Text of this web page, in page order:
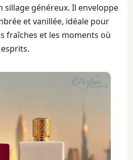
sillage généreux. Il enveloppe
et vanillée, idéale pour
fraîches et les moments où